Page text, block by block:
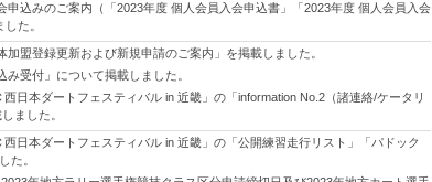
申込みのご案内（「2023年度 個人会員入会申込書」「2023年度 個人会員入会
た。
加盟登録更新および新規申請のご案内」を掲載しました。
み受付」について掲載しました。
西日本ダートフェスティバル in 近畿」の「information No.2（諸連絡/ケータリ
ました。
西日本ダートフェスティバル in 近畿」の「公開練習走行リスト」「パドック
た。